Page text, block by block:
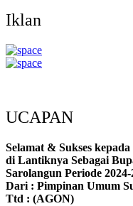
Iklan
UCAPAN
Selamat & Sukses
di Lantiknya Sebagai
Sarolangun Periode 2024-
Dari : Pimpinan Umum
Ttd : (AGON)